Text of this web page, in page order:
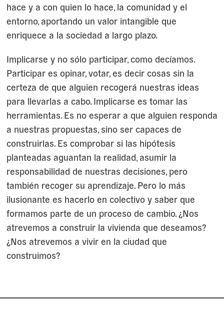
hace y a con quien lo hace, la comunidad y el
entorno, aportando un valor intangible que
enriquece a la sociedad a largo plazo.
Implicarse y no sólo participar, como decíamos.
Participar es opinar, votar, es decir cosas sin la
certeza de que alguien recogerá nuestras ideas
para llevarlas a cabo. Implicarse es tomar las
herramientas. Es no esperar a que alguien responda
a nuestras propuestas, sino ser capaces de
construirlas. Es comprobar si las hipótesis
planteadas aguantan la realidad, asumir la
responsabilidad de nuestras decisiones, pero
también recoger su aprendizaje. Pero lo más
ilusionante es hacerlo en colectivo y saber que
formamos parte de un proceso de cambio. ¿Nos
atrevemos a construir la vivienda que deseamos?
¿Nos atrevemos a vivir en la ciudad que
construimos?